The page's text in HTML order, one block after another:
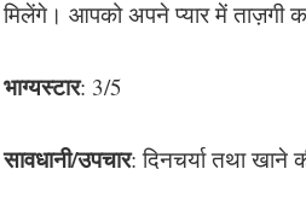
मिलेंगे। आपको अपने प्यार में ताज़गी
भाग्यस्टार: 3/5
सावधानी/उपचार: दिनचर्या तथा खाने